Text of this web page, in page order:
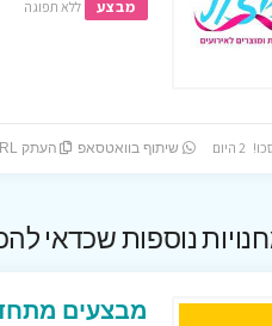
מבצע ללא תפוגה
שיתוף בוואטסאפ העתק URL
נוספות שכדאי
מבצעים